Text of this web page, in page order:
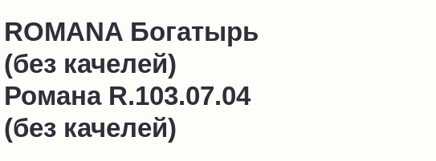
ROMANA Богатырь
(без качелей)
Романа R.103.07.04
(без качелей)